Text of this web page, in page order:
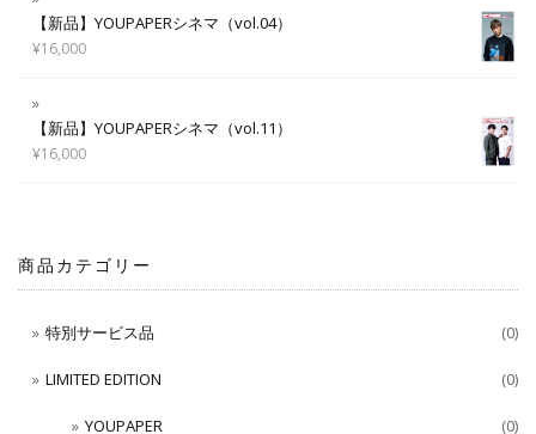
【新品】YOUPAPERシネマ（vol.04）
¥16,000
【新品】YOUPAPERシネマ（vol.11）
¥16,000
商品カテゴリー
特別サービス品 (0)
LIMITED EDITION (0)
YOUPAPER (0)